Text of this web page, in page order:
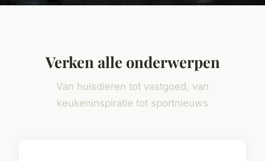
Verken alle onderwerpen
Van huisdieren tot vastgoed, van
keukeninspiratie tot sportnieuws